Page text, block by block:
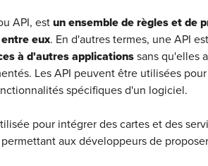
API, estun ensemble de règles et de
eux. En d'autres termes, une API est
à d'autres applicationssans qu'elles
Les API peuvent être utilisées
spécifiques d'un logiciel.
pour intégrer des cartes et des
aux développeurs de